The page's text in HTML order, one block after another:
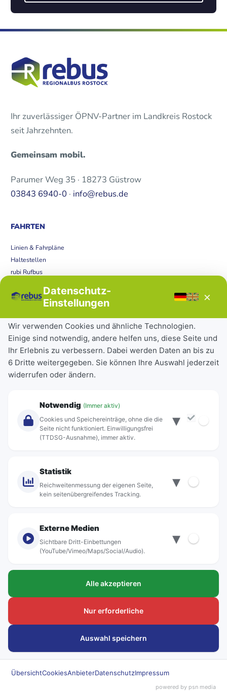
Ihr zuverlässiger ÖPNV-Partner im Landkreis Rostock
seit Jahrzehnten.
Gemeinsam mobil.
Parumer Weg 35 · 18273 Güstrow
03843 6940-0 · info@rebus.de
FAHRTEN
Linien & Fahrpläne
Haltestellen
rubi Rufbus
Störungen
Tickets & Tarife
Deutschlandticket
Schülerkarte
Einzeltickets
Abonnements
Über Rebus
Standorte
© rebus Regionalbus Rostock GmbH
Kundenanliegen
Datenschutz-
Einstellungen
×
Wir verwenden Cookies und ähnliche Technologien.
Einige sind notwendig, andere helfen uns, diese Seite und
Ihr Erlebnis zu verbessern. Dabei werden Daten an bis zu
6 Dritte weitergegeben. Sie können Ihre Auswahl jederzeit
widerrufen oder ändern.
Notwendig (Immer aktiv)
Cookies und Speichereinträge, ohne die die
Seite nicht funktioniert. Einwilligungsfrei
(TTDSG-Ausnahme), immer aktiv.
▾
Statistik
Reichweitenmessung der eigenen Seite,
kein seitenübergreifendes Tracking.
▾
Externe Medien
Sichtbare Dritt-Einbettungen
(YouTube/Vimeo/Maps/Social/Audio).
▾
Alle akzeptieren
Nur erforderliche
Auswahl speichern
ÜbersichtCookiesAnbieterDatenschutzImpressum
powered by psn media